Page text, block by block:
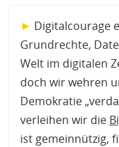
► Digitalcourage
Grundrechte,
Welt im digitalen
doch wir wehren
Demokratie
verleihen wir die
ist gemeinnützig,